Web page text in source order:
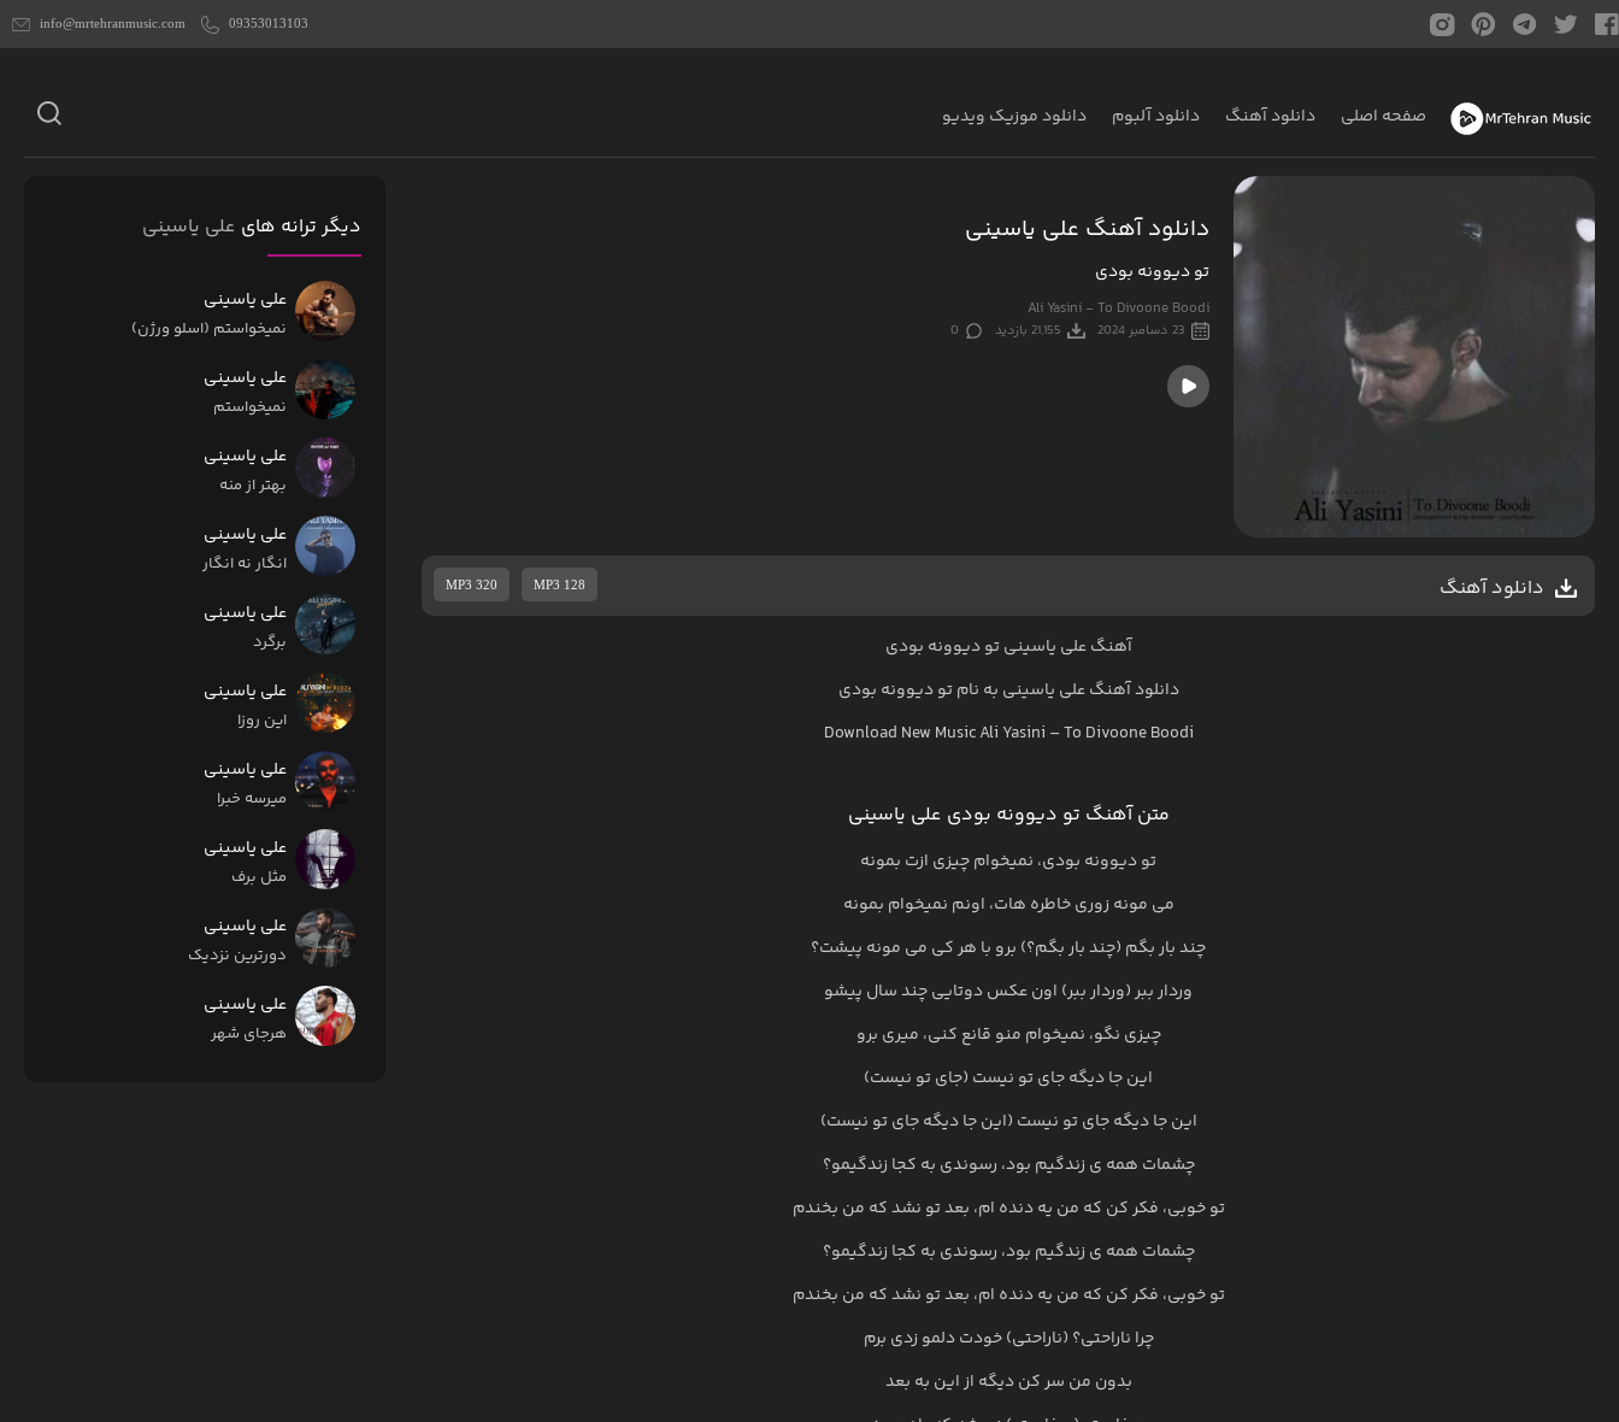
info@mrtehranmusic.com 09353013103
صفحه اصلی دانلود آهنگ دانلود آلبوم دانلود موزیک ویدیو
دانلود آهنگ علی یاسینی
تو دیوونه بودی
Ali Yasini - To Divoone Boodi
23 دسامبر 2024 21,155 بازدید 0
دانلود آهنگ MP3 320 MP3 128
آهنگ علی یاسینی تو دیوونه بودی
دانلود آهنگ علی یاسینی به نامتو دیوونه بودی
Download New MusicAli Yasini –To Divoone Boodi
متن آهنگ تو دیوونه بودی علی یاسینی
تو دیوونه بودی، نمیخوام چیزی ازت بمونه
می مونه زوری خاطره هات، اونم نمیخوام بمونه
چند بار بگم (چند بار بگم؟) برو با هر کی می مونه پیشت؟
وردار ببر (وردار ببر) اون عکس دوتایی چند سال پیشو
چیزی نگو، نمیخوام منو قانع کنی، میری برو
این جا دیگه جای تو نیست (جای تو نیست)
این جا دیگه جای تو نیست (این جا دیگه جای تو نیست)
چشمات همه ی زندگیم بود، رسوندی به کجا زندگیمو؟
تو خوبی، فکر کن که من یه دنده ام، بعد تو نشد که من بخندم
چشمات همه ی زندگیم بود، رسوندی به کجا زندگیمو؟
تو خوبی، فکر کن که من یه دنده ام، بعد تو نشد که من بخندم
چرا ناراحتی؟ (ناراحتی) خودت دلمو زدی برم
بدون من سر کن دیگه از این به بعد
دیگر ترانه های علی یاسینی
علی یاسینی
نمیخواستم (اسلو ورژن)
علی یاسینی
نمیخواستم
علی یاسینی
بهتر از منه
علی یاسینی
انگار نه انگار
علی یاسینی
برگرد
علی یاسینی
این روزا
علی یاسینی
میرسه خبرا
علی یاسینی
مثل برف
علی یاسینی
دورترین نزدیک
علی یاسینی
هرجای شهر